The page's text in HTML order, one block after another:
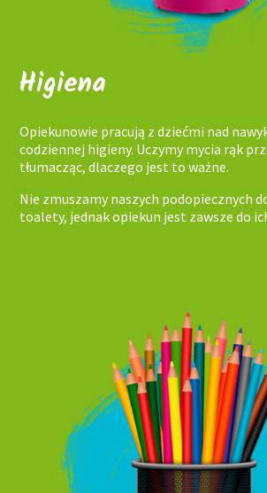
Higiena
Opiekunowie pracują z dziećmi nad
codziennej higieny. Uczymy mycia rąk
tłumacząc, dlaczego jest to ważne.
Nie zmuszamy naszych podopiecznych
toalety, jednak opiekun jest zawsze do